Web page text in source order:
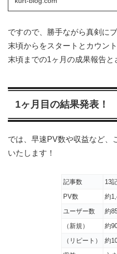
ですので、勝手ながら真剣に
末頃からをスタートとカウン
末頃までの1ヶ月の成果報告と
1ヶ月目の結果発表！
では、早速PV数や収益など、
いたします！
記事数
13
PV数
約
ユーザー数
約
（新規）
約
（リピート）
約